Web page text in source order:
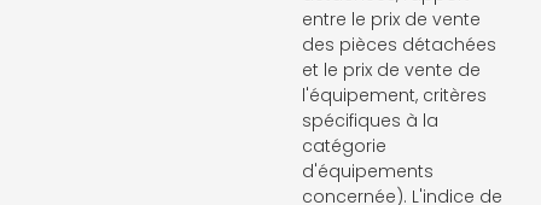
entre le prix de vente
des pièces détachées
et le prix de vente de
l'équipement, critères
spécifiques à la
catégorie
d'équipements
concernée). L'indice de